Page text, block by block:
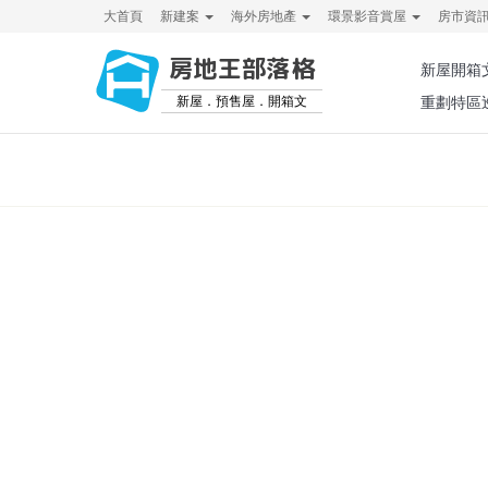
大首頁 新建案 海外房地產 環景影音賞屋 房市資
房地王部落格
新屋．預售屋．開箱文
新屋開箱
重劃特區